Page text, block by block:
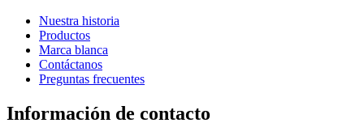
Nuestra historia
Productos
Marca blanca
Contáctanos
Preguntas frecuentes
Información de contacto